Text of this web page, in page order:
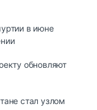
в июне
обновляют
стал узлом